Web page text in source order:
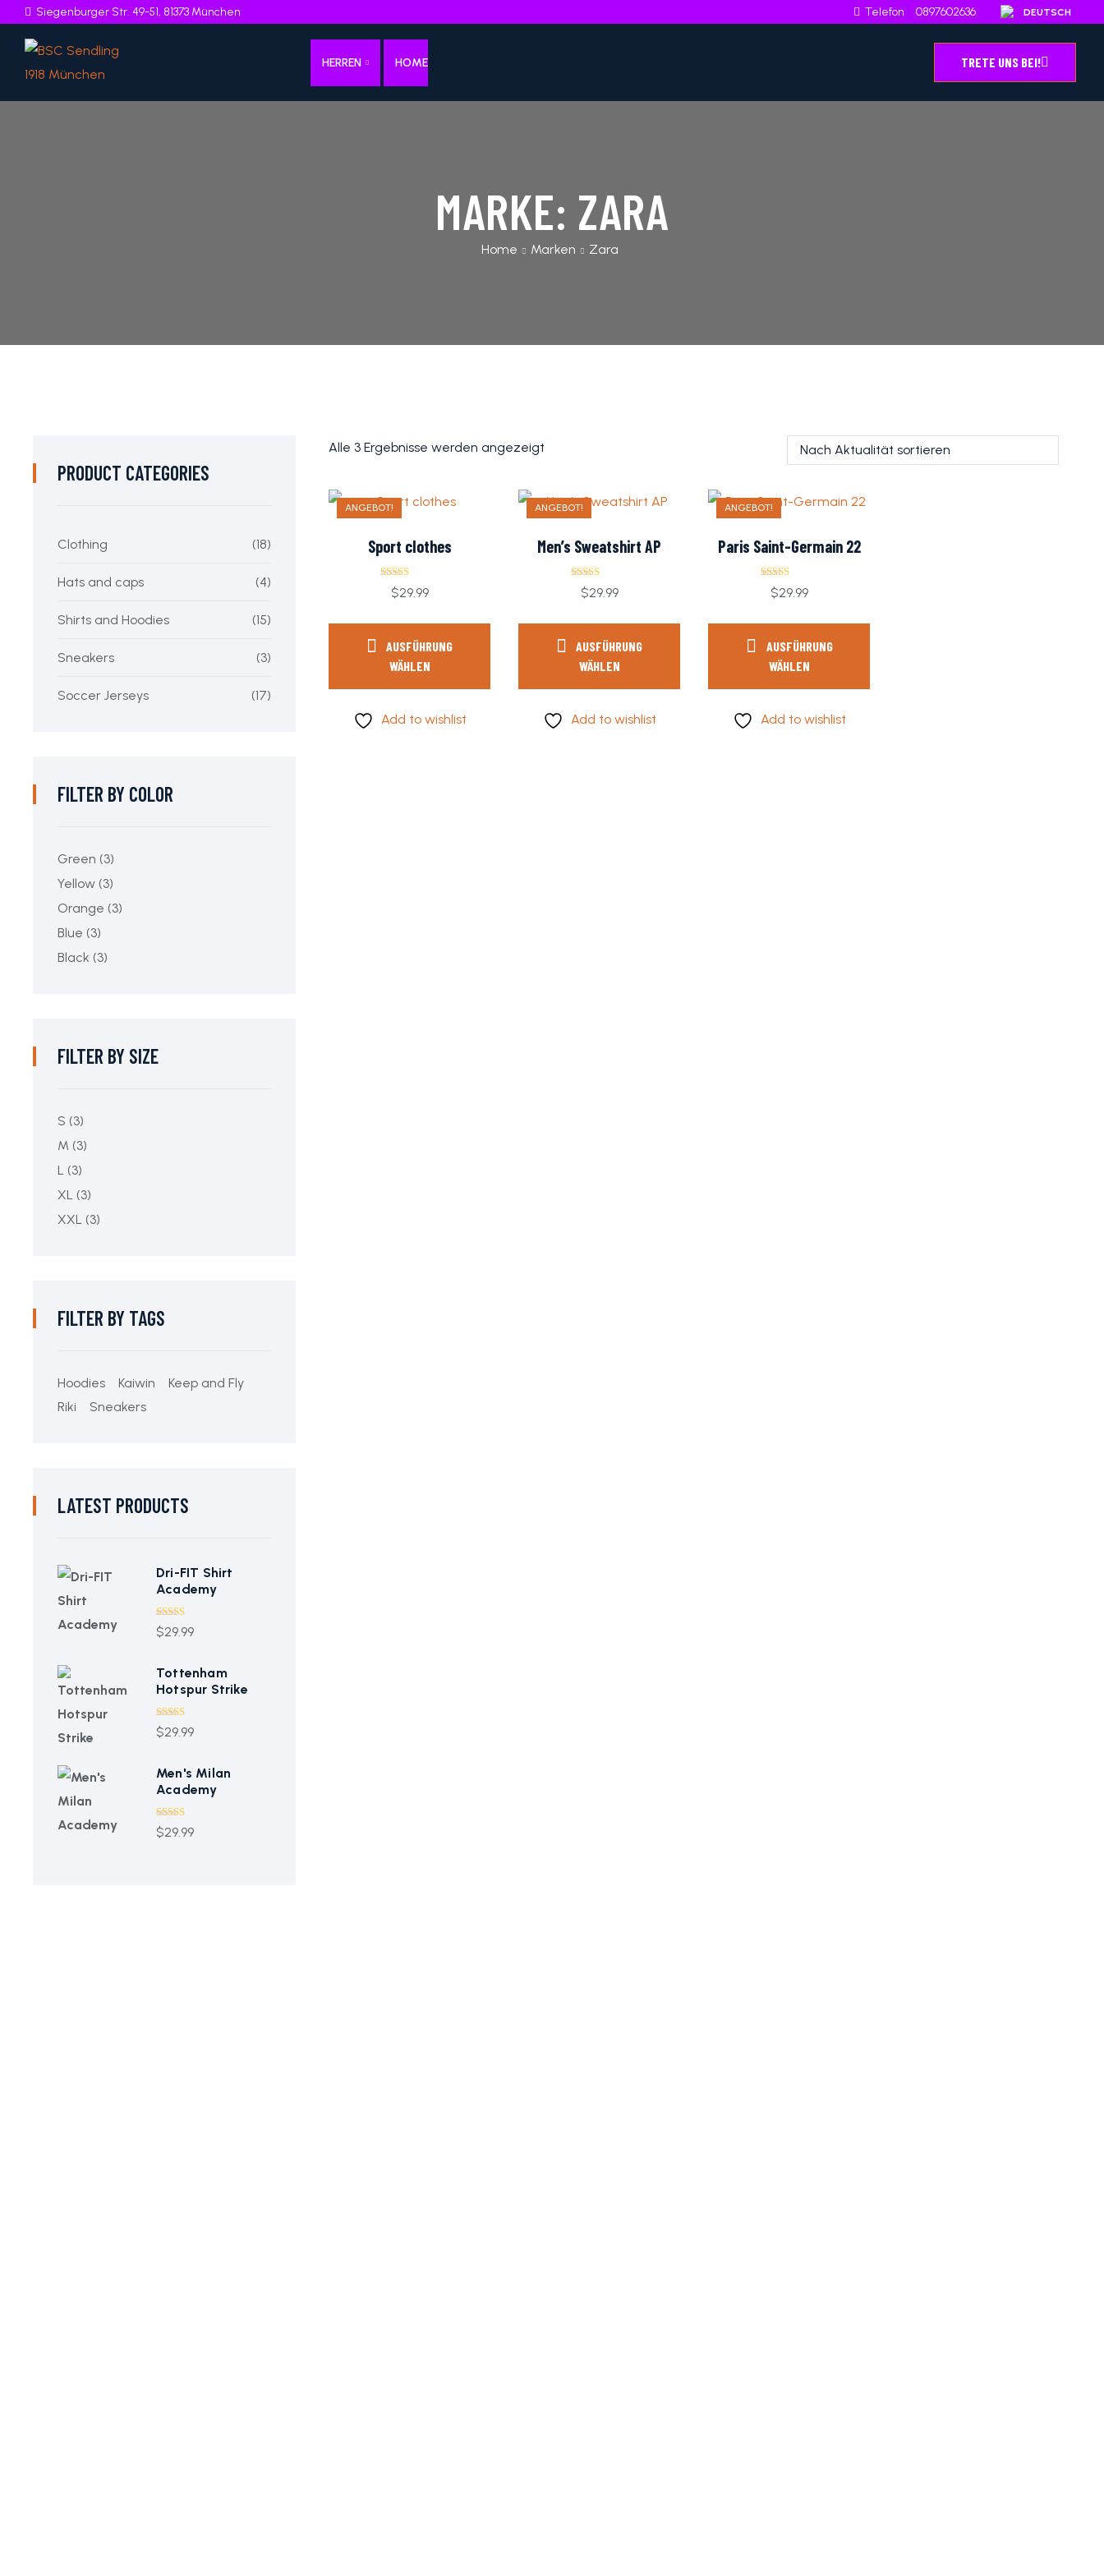
Siegenburger Str. 49-51, 81373 München Telefon 0897602636
HERREN HOME TRETE UNS BEI!
MARKE: ZARA
Home Marken Zara
Alle 3 Ergebnisse werden angezeigt
ANGEBOT!
Sport clothes
Bewertet
mit
$29.99
AUSFÜHRUNG
WÄHLEN
Add to wishlist
ANGEBOT!
Men’s Sweatshirt AP
Bewertet mit
5.00
$29.99
AUSFÜHRUNG
WÄHLEN
Add to wishlist
ANGEBOT!
Paris Saint-Germain 22
Bewertet mit
5.00
$29.99
AUSFÜHRUNG
WÄHLEN
Add to wishlist
PRODUCT CATEGORIES
Clothing (18)
Hats and caps (4)
Shirts and Hoodies (15)
Sneakers (3)
Soccer Jerseys (17)
FILTER BY COLOR
Green (3)
Yellow (3)
Orange (3)
Blue (3)
Black (3)
FILTER BY SIZE
S (3)
M (3)
L (3)
XL (3)
XXL (3)
FILTER BY TAGS
Hoodies Kaiwin
Keep and Fly
Riki
Sneakers
LATEST PRODUCTS
Dri-FIT Shirt
Academy
Bewertet
mit 4.00
$29.99
Tottenham
Hotspur Strike
Bewertet mit
5.00von 5
$29.99
Men's Milan
Academy
Bewertet mit
5.00von 5
$29.99